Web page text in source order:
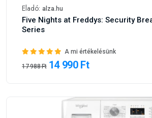
Eladó: alza.hu
Five Nights at Freddys: Security
Series
A mi értékelésünk
17 988 Ft 14 990 Ft